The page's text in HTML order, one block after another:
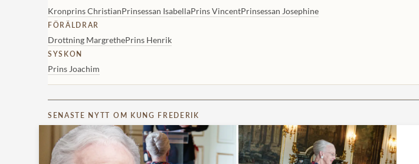
Kronprins ChristianPrinsessan IsabellaPrins VincentPrinsessan Josephine
FÖRÄLDRAR
Drottning MargrethePrins Henrik
SYSKON
Prins Joachim
SENASTE NYTT OM KUNG FREDERIK